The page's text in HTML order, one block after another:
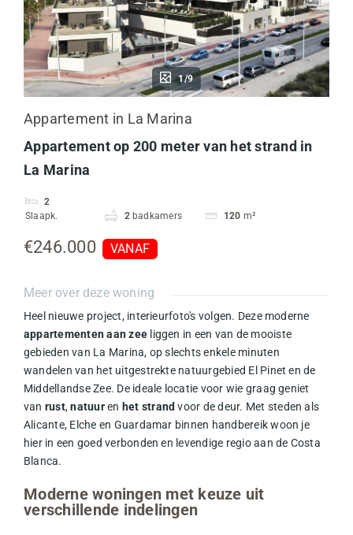
1/9
Appartement in La Marina
Appartement op 200 meter van het strand in
La Marina
2
Slaapk.
2 badkamers 120 m²
€246.000 VANAF
Meer over deze woning
Heel nieuwe project, interieurfoto's volgen. Deze moderne
appartementen aan zee liggen in een van de mooiste
gebieden van La Marina, op slechts enkele minuten
wandelen van het uitgestrekte natuurgebied El Pinet en de
Middellandse Zee. De ideale locatie voor wie graag geniet
van rust,natuuren het strand voor de deur. Met steden als
Alicante, Elche en Guardamar binnen handbereik woon je
hier in een goed verbonden en levendige regio aan de Costa
Blanca.
Moderne woningen met keuze uit
verschillende indelingen